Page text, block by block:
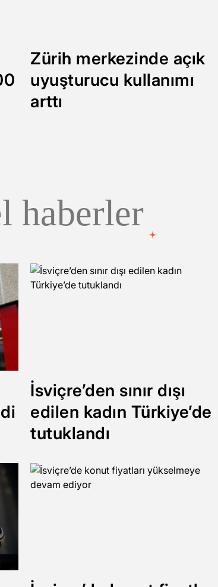
Zürih merkezinde açık
uyuşturucu kullanımı
arttı
haberler
İsviçre’den sınır dışı
edilen kadın Türkiye’de
tutuklandı